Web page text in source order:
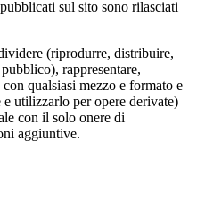
sul sito sono rilasciati
(riprodurre, distribuire,
rappresentare,
qualsiasi mezzo e formato e
utilizzarlo per opere derivate)
con il solo onere di
aggiuntive.